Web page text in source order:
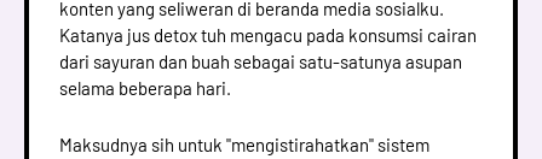
konten yang seliweran di beranda media sosialku.
Katanya jus detox tuh mengacu pada konsumsi cairan
dari sayuran dan buah sebagai satu-satunya asupan
selama beberapa hari.
Maksudnya sih untuk "mengistirahatkan" sistem